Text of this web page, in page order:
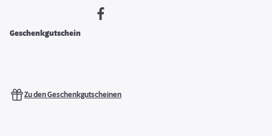
Geschenkgutschein
Zu den Geschenkgutscheinen